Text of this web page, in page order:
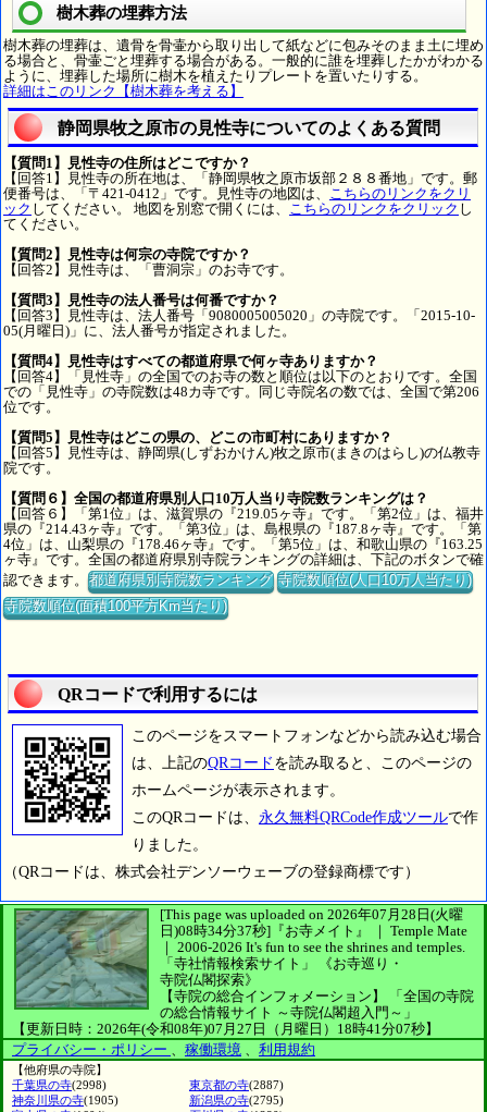
樹木葬の埋葬方法
樹木葬の埋葬は、遺骨を骨壷から取り出して紙などに包みそのまま土に埋め
る場合と、骨壷ごと埋葬する場合がある。一般的に誰を埋葬したかがわかる
ように、埋葬した場所に樹木を植えたりプレートを置いたりする。
詳細はこのリンク【樹木葬を考える】
静岡県牧之原市の見性寺についてのよくある質問
【質問1】見性寺の住所はどこですか？
【回答1】見性寺の所在地は、「静岡県牧之原市坂部２８８番地」です。郵
便番号は、「〒421-0412」です。見性寺の地図は、 こちらのリンクをクリ
ック してください。 地図を別窓で開くには、 こちらのリンクをクリック し
てください。
【質問2】見性寺は何宗の寺院ですか？
【回答2】見性寺は、「曹洞宗」のお寺です。
【質問3】見性寺の法人番号は何番ですか？
【回答3】見性寺は、法人番号「9080005005020」の寺院です。「2015-10-
05(月曜日)」に、法人番号が指定されました。
【質問4】見性寺はすべての都道府県で何ヶ寺ありますか？
【回答4】「見性寺」の全国でのお寺の数と順位は以下のとおりです。全国
での「見性寺」の寺院数は48カ寺です。同じ寺院名の数では、全国で第206
位です。
【質問5】見性寺はどこの県の、どこの市町村にありますか？
【回答5】見性寺は、静岡県(しずおかけん)牧之原市(まきのはらし)の仏教寺
院です。
【質問６】全国の都道府県別人口10万人当り寺院数ランキングは？
【回答６】「第1位」は、滋賀県の『219.05ヶ寺』です。「第2位」は、福井
県の『214.43ヶ寺』です。「第3位」は、島根県の『187.8ヶ寺』です。「第
4位」は、山梨県の『178.46ヶ寺』です。「第5位」は、和歌山県の『163.25
ヶ寺』です。全国の都道府県別寺院ランキングの詳細は、下記のボタンで確
認できます。都道府県別寺院数ランキング 寺院数順位(人口10万人当たり)
寺院数順位(面積100平方Km当たり)
QRコードで利用するには
このページをスマートフォンなどから読み込む場合
は、上記のQRコード を読み取ると、このページの
ホームページが表示されます。
このQRコードは、 永久無料QRCode作成ツールで作
りました。
（QRコードは、株式会社デンソーウェーブの登録商標です）
[This page was uploaded on 2026年07月28日(火曜
日)08時34分37秒] 『お寺メイト』 ｜ Temple Mate
｜ 2006-2026 It's fun to see the shrines and temples.
「寺社情報検索サイト」
《お寺巡り・
寺院仏閣探索》
【寺院の総合インフォメーション】
「全国の寺院
の総合情報サイト ～寺院仏閣超入門～」
【更新日時：2026年(令和08年)07月27日（月曜日）18時41分07秒】
プライバシー・ポリシー 、 稼働環境 、 利用規約
【他府県の寺院】
千葉県の寺(2998) 東京都の寺(2887)
神奈川県の寺(1905) 新潟県の寺(2795)